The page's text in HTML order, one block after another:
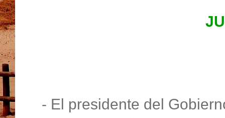
- El presidente del